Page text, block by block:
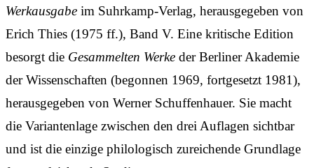
Werkausgabe im Suhrkamp-Verlag, herausgegeben von
Erich Thies (1975 ff.), Band V. Eine kritische Edition
besorgt die Gesammelten Werke der Berliner Akademie
der Wissenschaften (begonnen 1969, fortgesetzt 1981),
herausgegeben von Werner Schuffenhauer. Sie macht
die Variantenlage zwischen den drei Auflagen sichtbar
und ist die einzige philologisch zureichende Grundlage